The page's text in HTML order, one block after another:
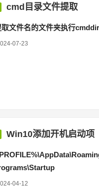
cmd目录文件提取
取文件名的文件夹执行
07-23
Win10添加开机启动项
04-12